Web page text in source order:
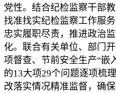
党性。结合纪检监察干部
找准找实纪检监察工作服
忠实履职尽责，推进政治
化。联合有关单位、部门
项督查、节前安全生产“嵌
的13大项29个问题逐项梳
改落实情况精准监督，确保